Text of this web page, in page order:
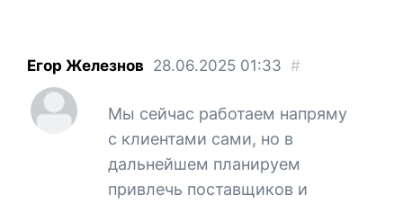
Егор Железнов 28.06.2025 01:33 #
Мы сейчас работаем напряму
с клиентами сами, но в
дальнейшем планируем
привлечь поставщиков и